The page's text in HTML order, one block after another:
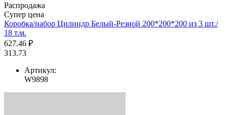
Распродажа
Супер цена
Коробка/набор Цилиндр Белый-Резной 200*200*200 из 3 шт./
18 т.м.
627.46 ₽
313.73
Артикул:
W9898